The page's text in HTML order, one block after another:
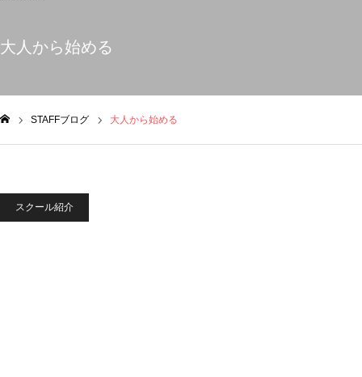
大人から始める
STAFFブログ 大人から始める
スクール紹介